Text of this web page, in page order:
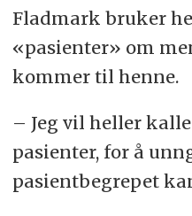
Fladmark bruker
«pasienter» om
kommer til henne.
– Jeg vil heller
pasienter, for å
pasientbegrepet